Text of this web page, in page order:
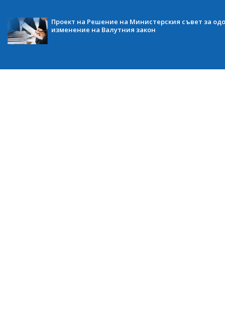
Проект на Решение на Министерския съвет за
изменение на Валутния закон